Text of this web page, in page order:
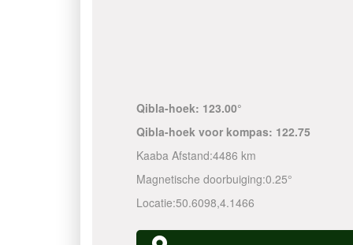
Qibla-hoek: 123.00°
Qibla-hoek voor kompas: 122.75
Kaaba Afstand:4486 km
Magnetische doorbuiging:0.25°
Locatie:50.6098,4.1466